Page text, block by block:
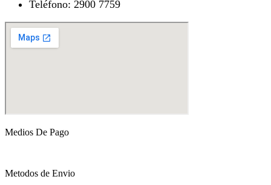
Teléfono: 2900 7759
Medios De Pago
Metodos de Envio